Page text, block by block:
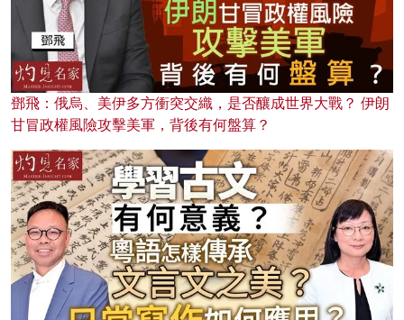
鄧飛：俄烏、美伊多方衝突交織，是否釀成世界大戰？ 伊朗
甘冒政權風險攻擊美軍，背後有何盤算？